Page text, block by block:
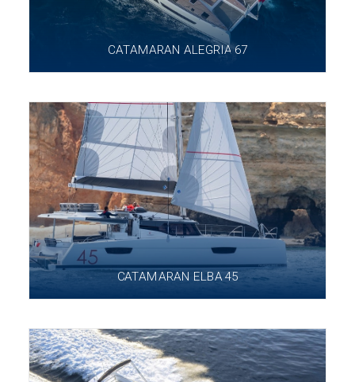
CATAMARAN ALEGRIA 67
CATAMARAN ELBA 45